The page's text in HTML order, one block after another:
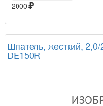
2000
Шпатель, жесткий,
DE150R